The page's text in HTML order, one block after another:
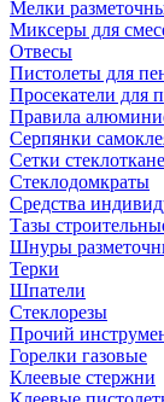
Мелки
Миксеры для
Отвесы
Пистолеты для
Просекатели для
Правила
Серпянки
Сетки
Стеклодомкраты
Средства
Тазы
Шнуры
Терки
Шпатели
Стеклорезы
Прочий
Горелки газовые
Клеевые стержни